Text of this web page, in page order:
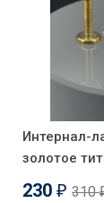
Интернал-
золотое
230 ₽ 310